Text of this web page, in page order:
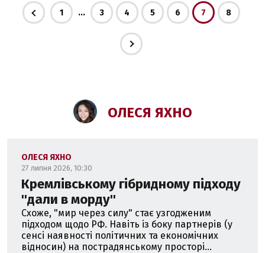
1 ... 3 4 5 6 7 8
ОЛЕСЯ ЯХНО
ОЛЕСЯ ЯХНО
27 липня 2026, 10:30
Кремлівському гібридному підходу
''дали в морду''
Схоже, "мир через силу" стає узгодженим
підходом щодо РФ. Навіть із боку партнерів (у
сенсі наявності політичних та економічних
відносин) на пострадянському просторі...